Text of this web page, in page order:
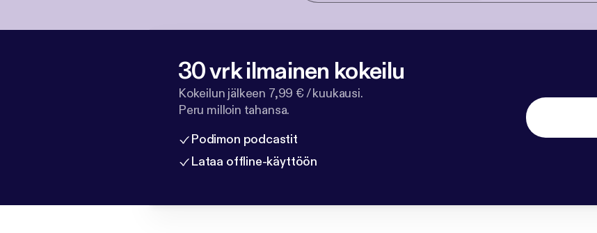
30 vrk ilmainen kokeilu
Kokeilun jälkeen 7,99 € / kuukausi.
Peru milloin tahansa.
Podimon podcastit
Lataa offline-käyttöön